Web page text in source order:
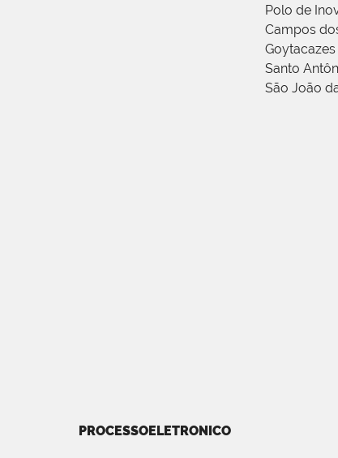
Polo de
Campos
Goytacazes
Santo
São João
PROCESSOELETRONICO